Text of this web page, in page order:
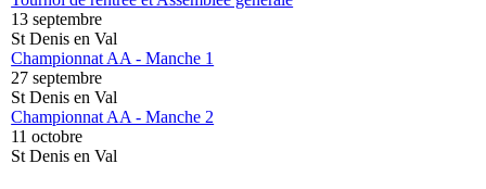
13 septembre
St Denis en Val
Championnat AA - Manche 1
27 septembre
St Denis en Val
Championnat AA - Manche 2
11 octobre
St Denis en Val